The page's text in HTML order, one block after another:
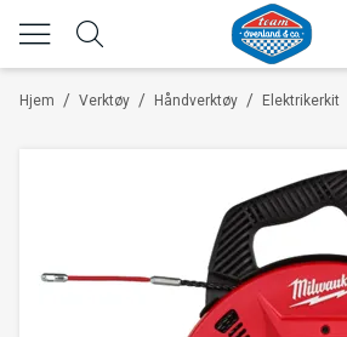
/
Hjem /
Verktøy /
Håndverktøy Elektrikerkit